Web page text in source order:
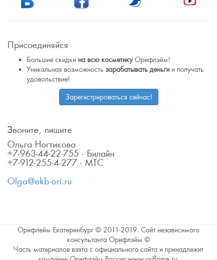
Присоединяйся
Большие скидки на всю косметикуОрифлэйм!
Уникальная возможность зарабатывать деньги и получать
удовольствие!
Зарегистрироваться сейчас!
Звоните, пишите
Ольга Ногтикова
+7-963-44-22-755 - Билайн
+7-912-255-4-277 - МТС
Olga@ekb-ori.ru
Орифлейм Екатеринбург © 2011-2019. Сайт независимого
консультанта Орифлэйм ©
Часть материалов взята с официального сайта и принадлежит